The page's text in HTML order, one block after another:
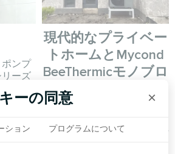
ンプ
ーズ
現代的なプライベー
トホームとMycond
BeeThermicモノブロ
ックヒートポンプ
ックヒートポンプは、高級住
ーの同意 ×
ション プログラムについて